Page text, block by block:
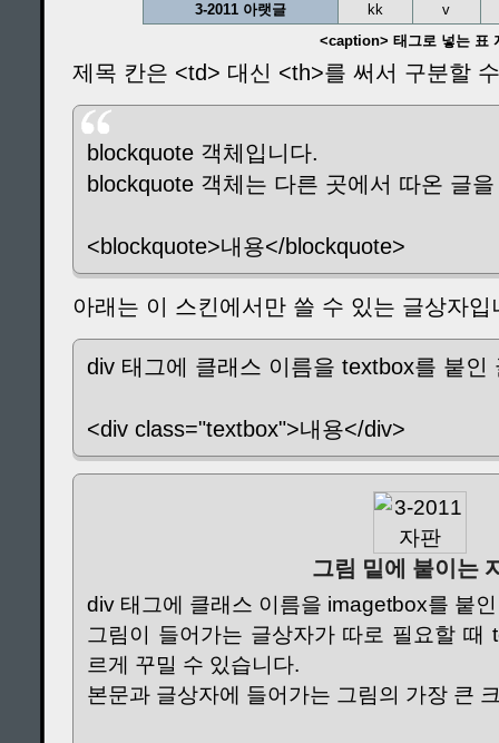
<caption> 태그로 넣는 표
3-2011 아랫글
kk v
제목 칸은 <td> 대신 <th>를 써서 구분할
blockquote 객체입니다.
blockquote 객체는 다른 곳에서 따온 글
<blockquote>내용</blockquote>
아래는 이 스킨에서만 쓸 수 있는 글상자입
div 태그에 클래스 이름을 textbox를 붙인
<div class="textbox">내용</div>
그림 밑에 붙이는
div 태그에 클래스 이름을 imagetbox를 붙
그림이 들어가는 글상자가 따로 필요할 때
르게 꾸밀 수 있습니다.
본문과 글상자에 들어가는 그림의 가장 큰